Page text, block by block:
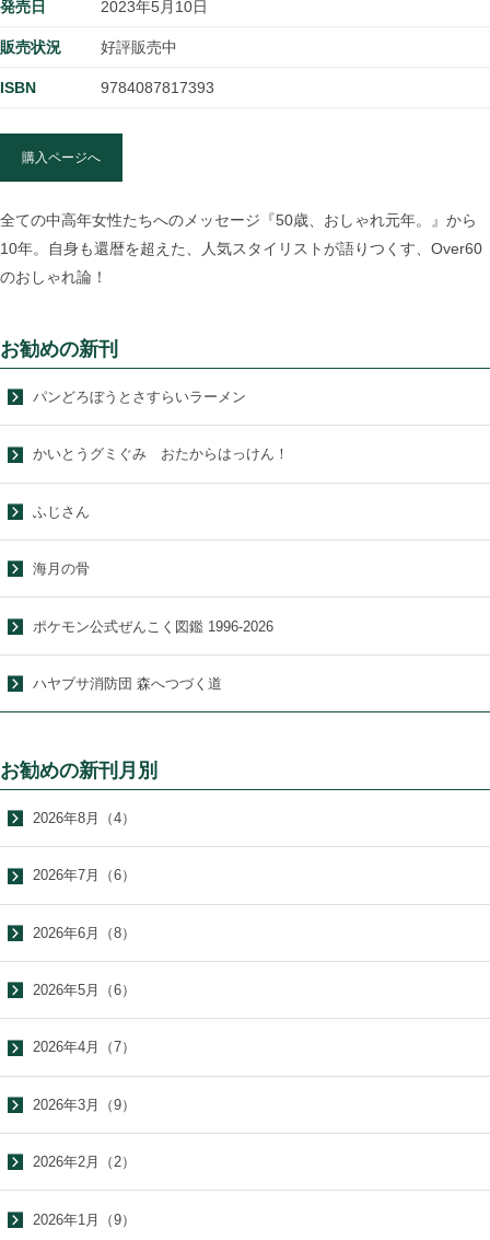
発売日 2023年5月10日
販売状況 好評販売中
ISBN 9784087817393
購入ページへ
全ての中高年女性たちへのメッセージ『50歳、おしゃれ元年。』から
10年。自身も還暦を超えた、人気スタイリストが語りつくす、Over60
のおしゃれ論！
お勧めの新刊
パンどろぼうとさすらいラーメン
かいとうグミぐみ おたからはっけん！
ふじさん
海月の骨
ポケモン公式ぜんこく図鑑 1996-2026
ハヤブサ消防団 森へつづく道
お勧めの新刊月別
2026年8月（4）
2026年7月（6）
2026年6月（8）
2026年5月（6）
2026年4月（7）
2026年3月（9）
2026年2月（2）
2026年1月（9）